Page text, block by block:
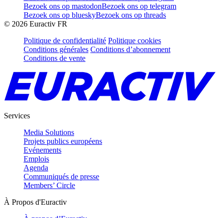
Bezoek ons op mastodonBezoek ons op telegram
Bezoek ons op blueskyBezoek ons op threads
© 2026 Euractiv FR
Politique de confidentialité Politique cookies
Conditions générales Conditions d’abonnement
Conditions de vente
Services
Media Solutions
Projets publics européens
Evénements
Emplois
Agenda
Communiqués de presse
Members’ Circle
À Propos d'Euractiv